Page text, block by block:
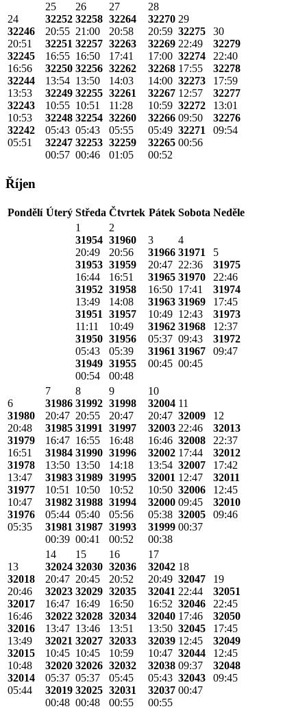
24
32246
20:51
32245
16:56
32244
13:53
32243
10:53
32242
05:51
25
32252
20:55
32251
16:55
32250
13:54
32249
10:55
32248
05:43
32247
00:57
26
32258
21:00
32257
16:50
32256
13:50
32255
10:51
32254
05:43
32253
00:46
27
32264
20:58
32263
17:41
32262
14:03
32261
11:28
32260
05:55
32259
01:05
28
32270
20:59
32269
17:00
32268
14:00
32267
10:59
32266
05:49
32265
00:52
29
32275
22:49
32274
17:55
32273
12:57
32272
09:50
32271
00:56
30
32279
22:40
32278
17:59
32277
13:01
32276
09:54
Říjen
Pondělí Úterý Středa Čtvrtek Pátek Sobota Neděle
1
31954
20:49
31953
16:44
31952
13:49
31951
11:11
31950
05:43
31949
00:54
2
31960
20:56
31959
16:51
31958
14:08
31957
10:49
31956
05:39
31955
00:48
3
31966
20:47
31965
16:50
31963
10:49
31962
05:37
31961
00:45
4
31971
22:36
31970
17:41
31969
12:43
31968
09:43
31967
00:45
5
31975
22:46
31974
17:45
31973
12:37
31972
09:47
6
31980
20:48
31979
16:51
31978
13:47
31977
10:47
31976
05:35
7
31986
20:47
31985
16:47
31984
13:50
31983
10:51
31982
05:44
31981
00:39
8
31992
20:55
31991
16:55
31990
13:50
31989
10:50
31988
05:40
31987
00:41
9
31998
20:47
31997
16:48
31996
14:18
31995
10:52
31994
05:56
31993
00:52
10
32004
20:47
32003
16:46
32002
13:54
32001
10:50
32000
05:38
31999
00:38
11
32009
22:46
32008
17:44
32007
12:47
32006
09:45
32005
00:37
12
32013
22:37
32012
17:42
32011
12:45
32010
09:46
13
32018
20:46
32017
16:46
32016
13:49
32015
10:48
32014
05:44
14
32024
20:47
32023
16:47
32022
13:47
32021
10:45
32020
05:37
32019
00:48
15
32030
20:45
32029
16:49
32028
13:46
32027
10:45
32026
05:37
32025
00:48
16
32036
20:52
32035
16:50
32034
13:51
32033
10:59
32032
05:45
32031
00:55
17
32042
20:49
32041
16:52
32040
13:50
32039
10:47
32038
05:43
32037
00:55
18
32047
22:44
32046
17:46
32045
12:45
32044
09:37
32043
00:47
19
32051
22:45
32050
17:45
32049
12:45
32048
09:45